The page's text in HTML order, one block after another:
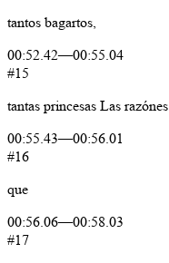
tantos bagartos,
00:52.42—00:55.04
#15
tantas princesas Las razónes
00:55.43—00:56.01
#16
que
00:56.06—00:58.03
#17